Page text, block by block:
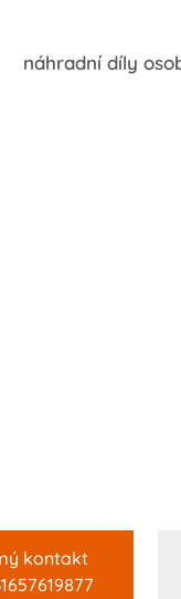
náhradní díly
kontakt